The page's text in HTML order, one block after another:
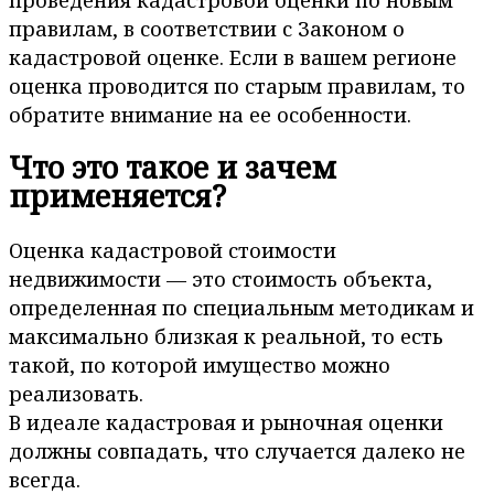
правилам, в соответствии с Законом о
кадастровой оценке. Если в вашем регионе
оценка проводится по старым правилам, то
обратите внимание на ее особенности.
Что это такое и зачем
применяется?
Оценка кадастровой стоимости
недвижимости — это стоимость объекта,
определенная по специальным методикам и
максимально близкая к реальной, то есть
такой, по которой имущество можно
реализовать.
В идеале кадастровая и рыночная оценки
должны совпадать, что случается далеко не
всегда.